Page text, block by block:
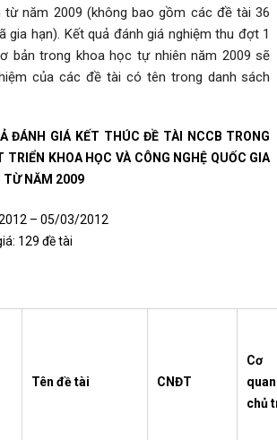
năm 2009 (không bao gồm các đề tài 36
gia hạn). Kết quả đánh giá nghiệm thu đợt 1
bản trong khoa học tự nhiên năm 2009 sẽ
của các đề tài có tên trong danh sách
ĐÁNH GIÁ KẾT THÚC ĐỀ TÀI NCCB TRONG
TRIỂN KHOA HỌC VÀ CÔNG NGHỆ QUỐC GIA
TỪ NĂM 2009
– 05/03/2012
129 đề tài
Tên đề tài CNĐT
Cơ
quan
chủ